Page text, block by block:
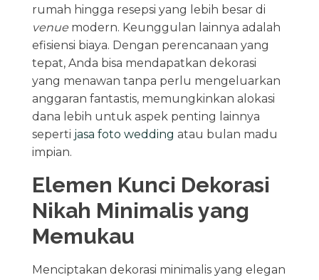
rumah hingga resepsi yang lebih besar di
venuemodern. Keunggulan lainnya adalah
efisiensi biaya. Dengan perencanaan yang
tepat, Anda bisa mendapatkan dekorasi
yang menawan tanpa perlu mengeluarkan
anggaran fantastis, memungkinkan alokasi
dana lebih untuk aspek penting lainnya
seperti jasa foto wedding atau bulan madu
impian.
Elemen Kunci Dekorasi
Nikah Minimalis yang
Memukau
Menciptakan dekorasi minimalis yang elegan